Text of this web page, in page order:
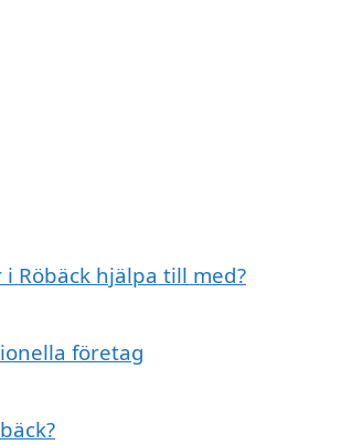
Röbäck hjälpa till med?
företag